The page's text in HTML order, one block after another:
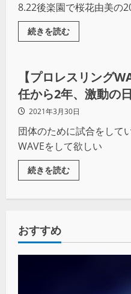
8.22後楽園で桜花由美の
続きを読む
プロレス
【プロレスリング
任から2年、激動の
2021年3月30日
団体のために試合をして
WAVEをして欲しい
続きを読む
おすすめ